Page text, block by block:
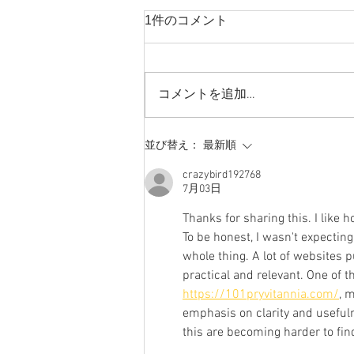
2026 8月スケジュール
1件のコメント
コメントを追加…
並び替え： 最新順
crazybird192768
7月03日
Thanks for sharing this. I like
To be honest, I wasn't
whole thing. A lot of websites
practical and relevant. One of
https://101pryvitannia.com/,
emphasis on clarity and
this are becoming harder to